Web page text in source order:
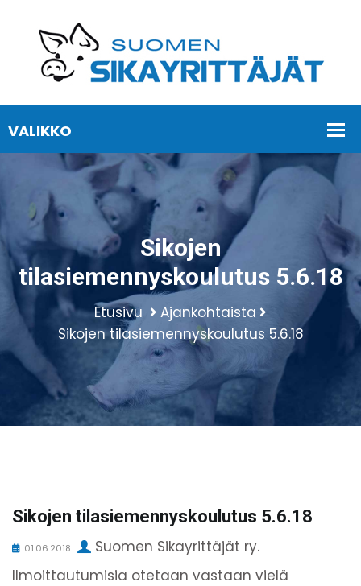
Sikojen
tilasiemennyskoulutus 5.6.18
Etusivu
Ajankohtaista
Sikojen tilasiemennyskoulutus 5.6.18
Sikojen tilasiemennyskoulutus 5.6.18
01.06.2018
Suomen Sikayrittäjät ry.
Ilmoittautumisia otetaan vastaan vielä